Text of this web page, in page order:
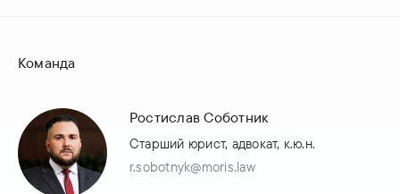
Команда
Ростислав Соботник
Старший юрист, адвокат, к.ю.н.
r.sobotnyk@moris.law